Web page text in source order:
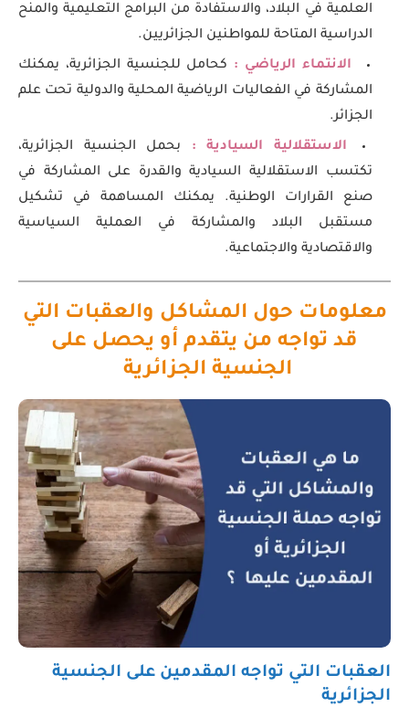
العلمية في البلاد، والاستفادة من البرامج التعليمية والمنح
الدراسية المتاحة للمواطنين الجزائريين.
الانتماء الرياضي : كحامل للجنسية الجزائرية، يمكنك
المشاركة في الفعاليات الرياضية المحلية والدولية تحت علم
الجزائر.
الاستقلالية السيادية : بحمل الجنسية الجزائرية،
تكتسب الاستقلالية السيادية والقدرة على المشاركة في
صنع القرارات الوطنية. يمكنك المساهمة في تشكيل
مستقبل البلاد والمشاركة في العملية السياسية
والاقتصادية والاجتماعية.
معلومات حول المشاكل والعقبات التي
قد تواجه من يتقدم أو يحصل على
الجنسية الجزائرية
العقبات التي تواجه المقدمين على الجنسية
الجزائرية